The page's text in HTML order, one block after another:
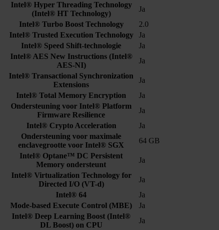
Intel® Hyper Threading Technology
(Intel® HT Technology)
Ja
Intel® Turbo Boost Technology
2.0
Intel® Trusted Execution Technology
Ja
Intel® Speed Shift-technologie
Ja
Intel® AES New Instructions (Intel®
AES-NI)
Ja
Intel® Transactional Synchronization
Extensions
Ja
Intel® Total Memory Encryption
Ja
Ondersteuning voor Intel® Platform
Firmware Resilience
Ja
Intel® Crypto Acceleration
Ja
Ondersteuning voor maximale
enclavegrootte voor Intel® SGX
64 GB
Intel® Optane™ DC Persistent
Memory ondersteunt
Ja
Intel® Virtualization Technology for
Directed I/O (VT-d)
Ja
Intel® 64
Ja
Mode-based Execute Control (MBE)
Ja
Intel® Deep Learning Boost (Intel®
DL Boost) on CPU
Ja